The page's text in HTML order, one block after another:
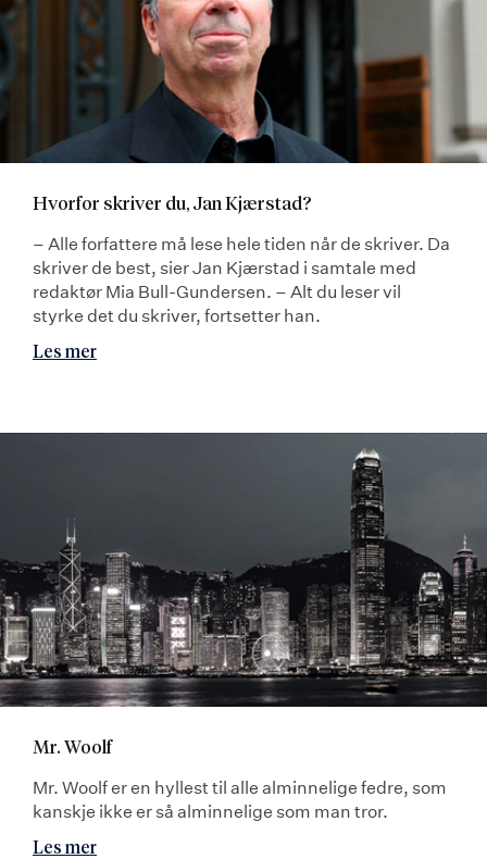
Hvorfor skriver du, Jan Kjærstad?
– Alle forfattere må lese hele tiden når de skriver. Da
skriver de best, sier Jan Kjærstad i samtale med
redaktør Mia Bull-Gundersen. – Alt du leser vil
styrke det du skriver, fortsetter han.
Les mer
Mr. Woolf
Mr. Woolf er en hyllest til alle alminnelige fedre, som
kanskje ikke er så alminnelige som man tror.
Les mer